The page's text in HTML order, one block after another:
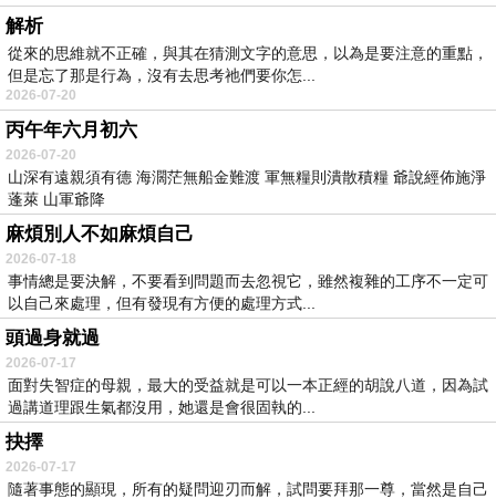
解析
從來的思維就不正確，與其在猜測文字的意思，以為是要注意的重點，
但是忘了那是行為，沒有去思考祂們要你怎...
2026-07-20
丙午年六月初六
2026-07-20
山深有遠親須有德 海濶茫無船金難渡 軍無糧則潰散積糧 爺說經佈施淨
蓬萊 山軍爺降
麻煩別人不如麻煩自己
2026-07-18
事情總是要決解，不要看到問題而去忽視它，雖然複雜的工序不一定可
以自己來處理，但有發現有方便的處理方式...
頭過身就過
2026-07-17
面對失智症的母親，最大的受益就是可以一本正經的胡說八道，因為試
過講道理跟生氣都沒用，她還是會很固執的...
抉擇
2026-07-17
隨著事態的顯現，所有的疑問迎刃而解，試問要拜那一尊，當然是自己